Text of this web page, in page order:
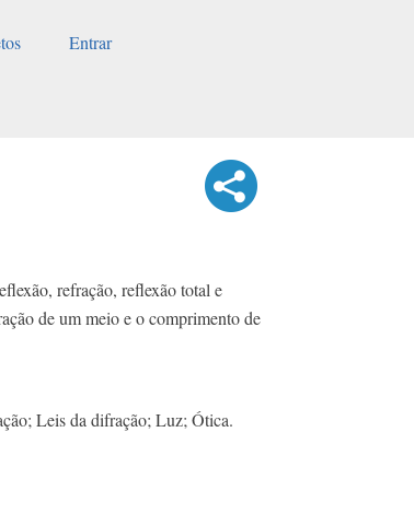
Entrar
refração, reflexão total e
de um meio e o comprimento de
Leis da difração; Luz; Ótica.